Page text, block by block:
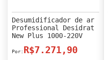
Desumidificador de ar
Professional Desidrat
New Plus 1000-220V
R$7.271,90